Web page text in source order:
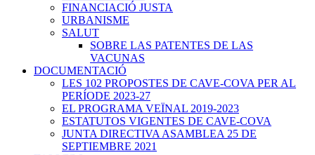
FINANCIACIÓ JUSTA
URBANISME
SALUT
SOBRE LAS PATENTES DE LAS
VACUNAS
DOCUMENTACIÓ
LES 102 PROPOSTES DE CAVE-COVA PER AL
PERÍODE 2023-27
EL PROGRAMA VEÏNAL 2019-2023
ESTATUTOS VIGENTES DE CAVE-COVA
JUNTA DIRECTIVA ASAMBLEA 25 DE
SEPTIEMBRE 2021